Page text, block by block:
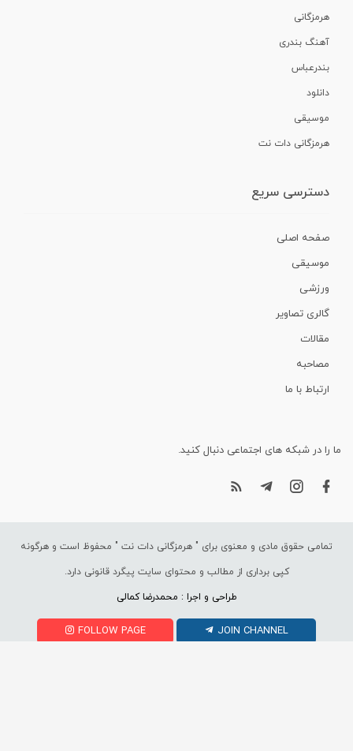
هرمزگانی
آهنگ بندری
بندرعباس
دانلود
موسیقی
هرمزگانی دات نت
دسترسی سریع
صفحه اصلی
موسیقی
ورزشی
گالری تصاویر
مقالات
مصاحبه
ارتباط با ما
ما را در شبکه های اجتماعی دنبال کنید.
تمامی حقوق مادی و معنوی برای " هرمزگانی دات نت " محفوظ است و هرگونه
کپی برداری از مطالب و محتوای سایت پیگرد قانونی دارد.
طراحی و اجرا : محمدرضا کمالی
FOLLOW PAGE JOIN CHANNEL